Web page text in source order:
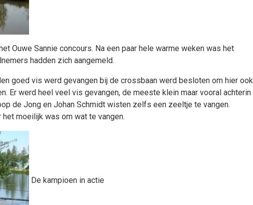
Ouwe Sannie concours. Na een paar hele warme weken was het
hadden zich aangemeld.
goed vis werd gevangen bij de crossbaan werd besloten om hier ook
Er werd heel veel vis gevangen, de meeste klein maar vooral achterin
de Jong en Johan Schmidt wisten zelfs een zeeltje te vangen.
moeilijk was om wat te vangen.
De kampioen in actie